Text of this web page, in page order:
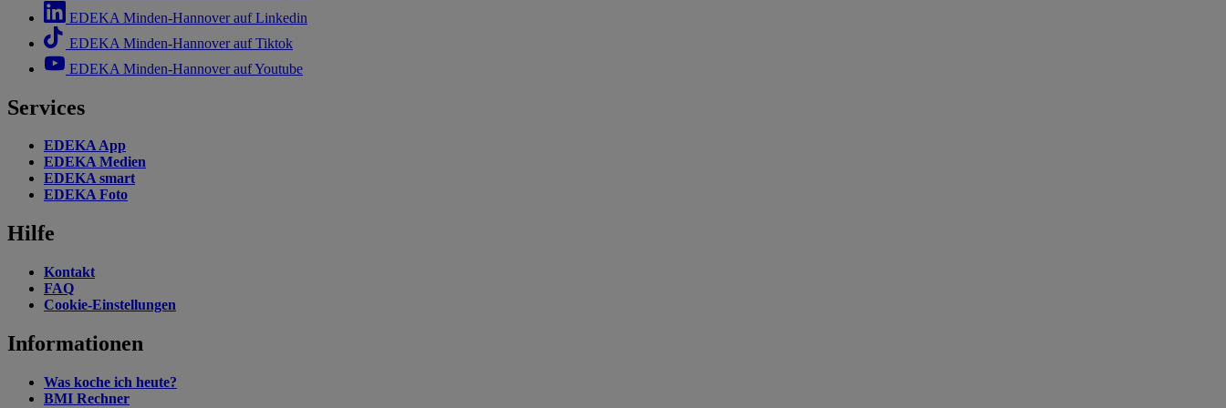
EDEKA Minden-Hannover auf Linkedin
EDEKA Minden-Hannover auf Tiktok
EDEKA Minden-Hannover auf Youtube
Services
EDEKA App
EDEKA Medien
EDEKA smart
EDEKA Foto
Hilfe
Kontakt
FAQ
Cookie-Einstellungen
Informationen
Was koche ich heute?
BMI Rechner